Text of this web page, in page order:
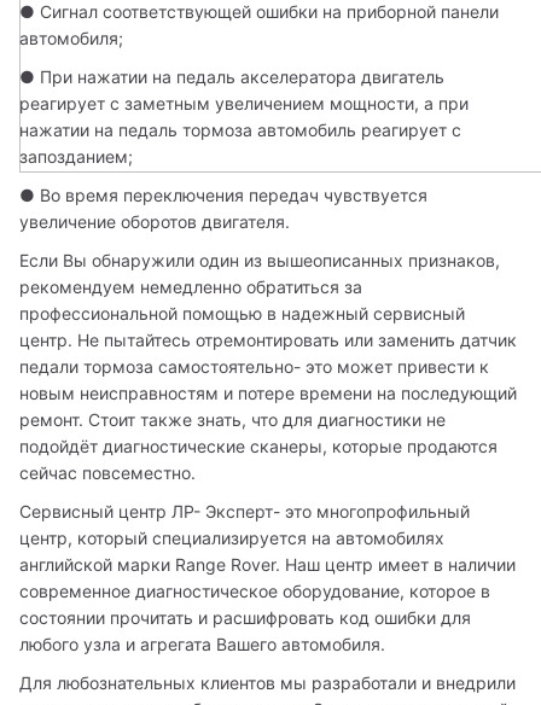
● Сигнал соответствующей ошибки на приборной панели
автомобиля;
● При нажатии на педаль акселератора двигатель
реагирует с заметным увеличением мощности, а при
нажатии на педаль тормоза автомобиль реагирует с
запозданием;
● Во время переключения передач чувствуется
увеличение оборотов двигателя.
Если Вы обнаружили один из вышеописанных признаков,
рекомендуем немедленно обратиться за
профессиональной помощью в надежный сервисный
центр. Не пытайтесь отремонтировать или заменить датчик
педали тормоза самостоятельно- это может привести к
новым неисправностям и потере времени на последующий
ремонт. Стоит также знать, что для диагностики не
подойдёт диагностические сканеры, которые продаются
сейчас повсеместно.
Сервисный центр ЛР- Эксперт- это многопрофильный
центр, который специализируется на автомобилях
английской марки Range Rover. Наш центр имеет в наличии
современное диагностическое оборудование, которое в
состоянии прочитать и расшифровать код ошибки для
любого узла и агрегата Вашего автомобиля.
Для любознательных клиентов мы разработали и внедрили